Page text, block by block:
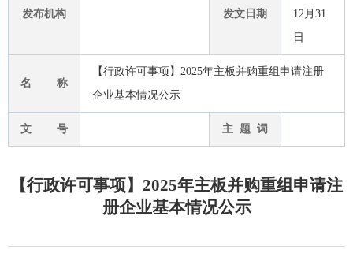
发布机构 发文日期
12月31
日
名 称
【行政许可事项】2025年主板并购重组申请注册
企业基本情况公示
文 号 主 题 词
【行政许可事项】2025年主板并购重组申请注
册企业基本情况公示